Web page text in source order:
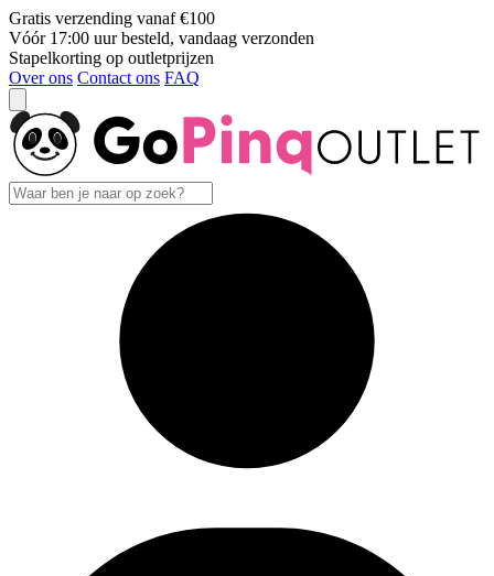
Gratis verzending vanaf €100
Vóór 17:00 uur besteld, vandaag verzonden
Stapelkorting op outletprijzen
Over ons Contact ons FAQ